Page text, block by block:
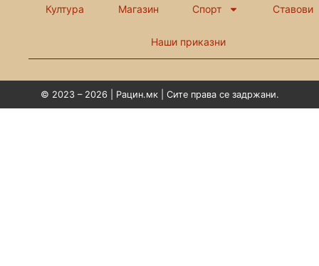
Култура Магазин Спорт Ставови
Наши приказни
© 2023 – 2026 | Рацин.мк | Сите права се задржани.